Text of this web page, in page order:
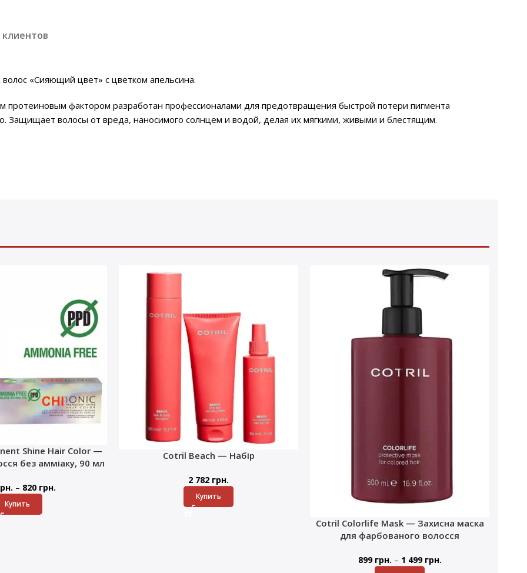
«Сияющий цвет» с цветком апельсина.
протеиновым фактором разработан профессионалами для предотвращения быстрой потери пигмента
Защищает волосы от вреда, наносимого солнцем и водой, делая их мягкими, живыми и блестящим.
Shine Hair Color —
без амміаку, 90 мл
– 820 грн.
Купить
Cotril Beach — Набір
2 782 грн.
Купить
Cotril Colorlife Mask — Захисна маска
для фарбованого волосся
899 грн. – 1 499 грн.